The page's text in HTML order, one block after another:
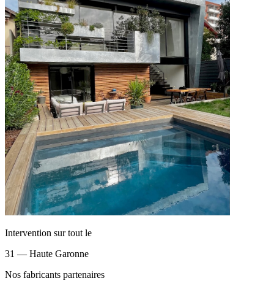
Intervention sur tout le
31 — Haute Garonne
Nos fabricants partenaires